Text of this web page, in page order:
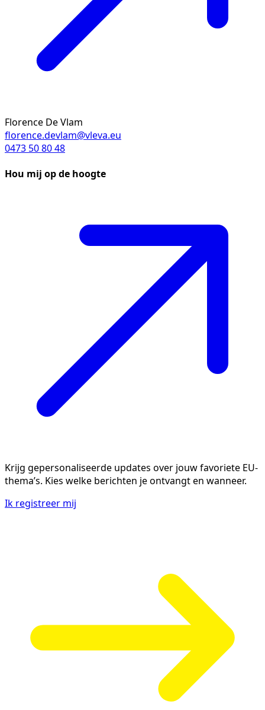
Florence De Vlam
florence.devlam@vleva.eu
0473 50 80 48
Hou mij op de hoogte
Krijg gepersonaliseerde updates over jouw favoriete EU-
thema’s. Kies welke berichten je ontvangt en wanneer.
Ik registreer mij